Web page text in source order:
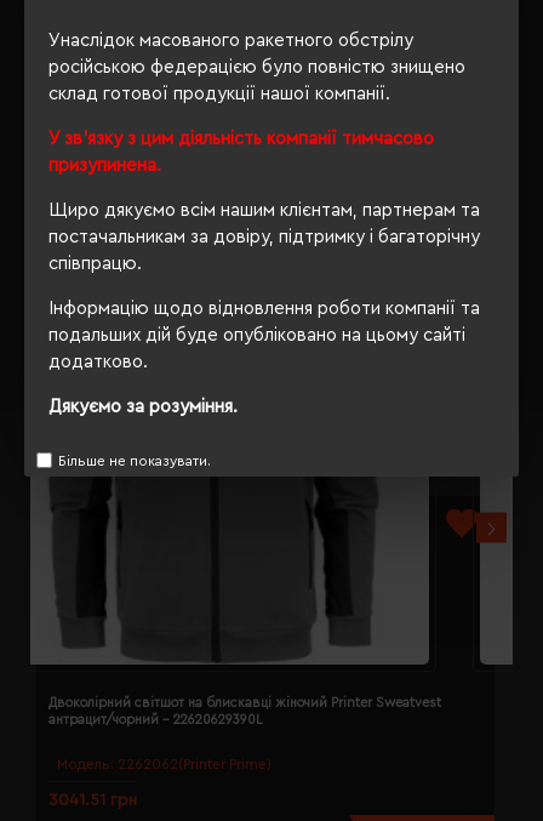
Унаслідок масованого ракетного обстрілу
російською федерацією було повністю знищено
склад готової продукції нашої компанії.
У зв'язку з цим діяльність компанії тимчасово
призупинена.
Щиро дякуємо всім нашим клієнтам, партнерам та
постачальникам за довіру, підтримку і багаторічну
співпрацю.
Інформацію щодо відновлення роботи компанії та
подальших дій буде опубліковано на цьому сайті
додатково.
Дякуємо за розуміння.
Більше не показувати.
ВІДГУКИ
РЕКОМЕНДУЄМО
Модель: 2262062(Printer Prime)
Двоколірний світшот на блискавці жіночий Printer Sweatvest
антрацит/чорний - 22620629390L
3041.51 грн